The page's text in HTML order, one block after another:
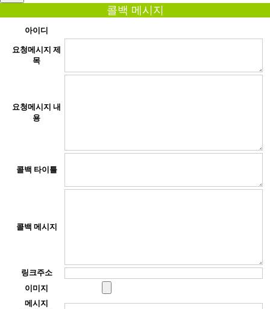
콜백 메시지
아이디
요청메시지 제
목
요청메시지 내
용
콜백 타이틀
콜백 메시지
링크주소
이미지
메시지